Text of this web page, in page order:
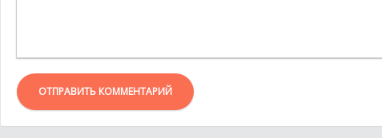
ОТПРАВИТЬ КОММЕНТАРИЙ